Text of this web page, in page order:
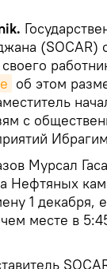
(SOCAR)
об этом
с
Мурсал
Нефтяных
1 декабря,
месте в